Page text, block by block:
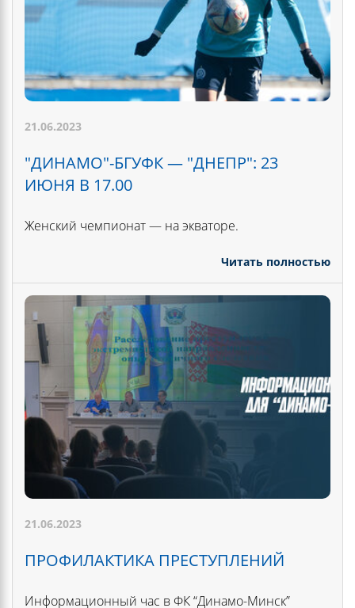
21.06.2023
"ДИНАМО"-БГУФК — "ДНЕПР": 23
ИЮНЯ В 17.00
Женский чемпионат — на экваторе.
Читать полностью
21.06.2023
ПРОФИЛАКТИКА ПРЕСТУПЛЕНИЙ
Информационный час в ФК “Динамо-Минск”